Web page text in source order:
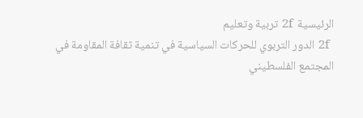
الرئيسية
تربية وتعليم
الدور التربوي للحركات السياسية في تنمية ثقافة المقاومة في
المجتمع الفلسطيني